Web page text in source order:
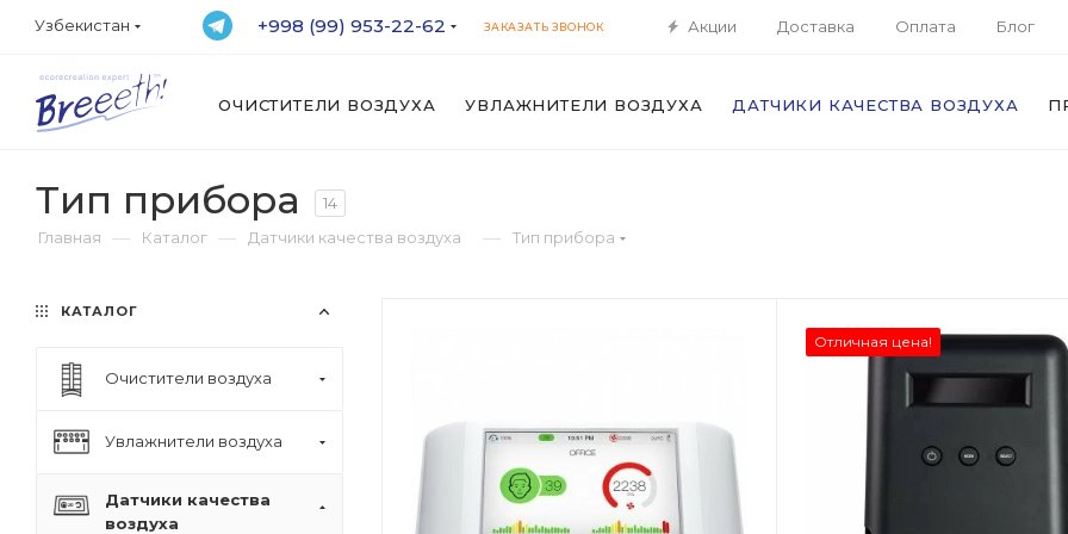
Узбекистан +998 (99) 953-22-62 ЗАКАЗАТЬ ЗВОНОК Акции Доставка Оплата Блог
ОЧИСТИТЕЛИ ВОЗДУХА УВЛАЖНИТЕЛИ ВОЗДУХА ДАТЧИКИ КАЧЕСТВА ВОЗДУХА
Тип прибора
14
Главная
— Каталог — Датчики качества воздуха — Тип прибора
Отличная цена!
КАТАЛОГ
Очистители воздуха
Увлажнители воздуха
Датчики качества
воздуха